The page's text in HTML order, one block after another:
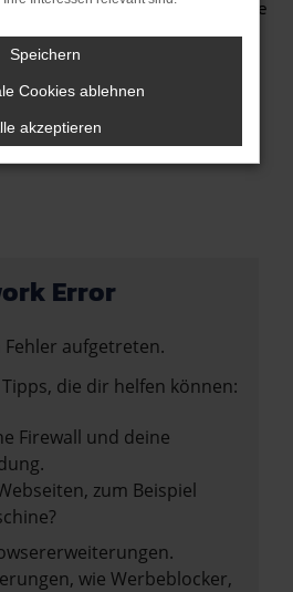
Generation bieten und die wie
in Langenselbold sind.
Error
Fehler aufgetreten.
die dir helfen können:
Firewall und deine
zum Beispiel
wie Werbeblocker,
Speichern
Cookies ablehnen
akzeptieren